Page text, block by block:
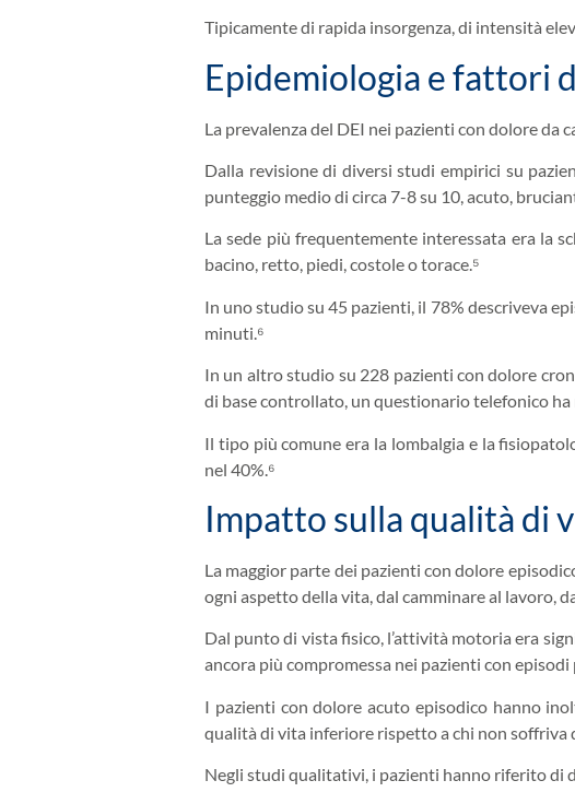
Tipicamente di rapida insorgenza, di intensità
Epidemiologia e fattori
La prevalenza del DEI nei pazienti con dolore da
Dalla revisione di diversi studi empirici su
punteggio medio di circa 7-8 su 10, acuto,
La sede più frequentemente interessata era la
bacino, retto, piedi, costole o torace.⁵
In uno studio su 45 pazienti, il 78% descriveva
minuti.⁶
In un altro studio su 228 pazienti con dolore
di base controllato, un questionario telefonico
Il tipo più comune era la lombalgia e la
nel 40%.⁶
Impatto sulla qualità di
La maggior parte dei pazienti con dolore
ogni aspetto della vita, dal camminare al lavoro,
Dal punto di vista fisico, l’attività motoria era
ancora più compromessa nei pazienti con
I pazienti con dolore acuto episodico hanno
qualità di vita inferiore rispetto a chi non soffriva
Negli studi qualitativi, i pazienti hanno riferito di